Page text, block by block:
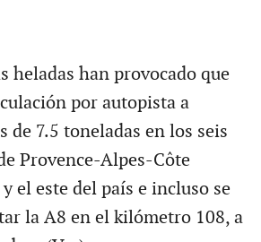
heladas han provocado que
por autopista a
de 7.5 toneladas en los seis
Provence-Alpes-Côte
el este del país e incluso se
la A8 en el kilómetro 108, a